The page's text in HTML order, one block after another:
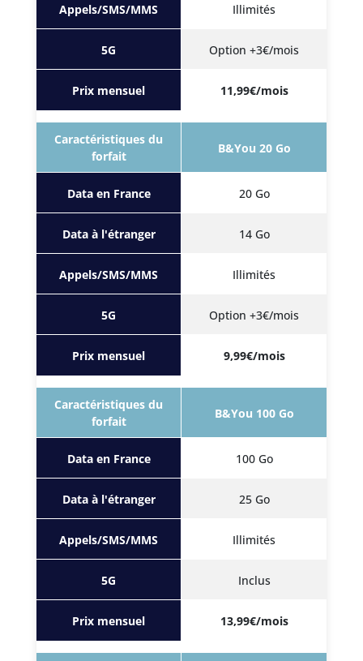
Appels/SMS/MMS
5G
Prix mensuel
Illimités
Option +3€/mois
11,99€/mois
Caractéristiques du
forfait
Data en France
Data à l'étranger
Appels/SMS/MMS
5G
Prix mensuel
B&You 20 Go
20 Go
14 Go
Illimités
Option +3€/mois
9,99€/mois
Caractéristiques du
forfait
Data en France
Data à l'étranger
Appels/SMS/MMS
5G
Prix mensuel
B&You 100 Go
100 Go
25 Go
Illimités
Inclus
13,99€/mois